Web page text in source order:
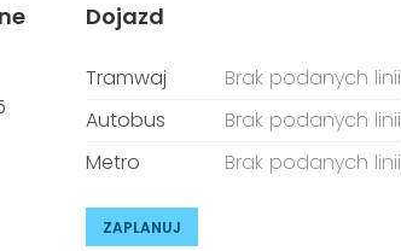
Dojazd
Tramwaj
Brak podanych linii
Autobus
Brak podanych linii
Metro
Brak podanych linii
ZAPLANUJ